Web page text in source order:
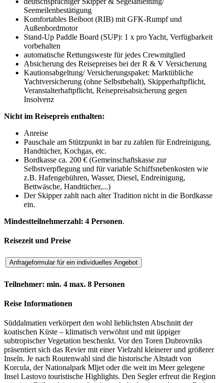
Seemeilenbestätigung
Komfortables Beiboot (RIB) mit GFK-Rumpf und
Außenbordmotor
Stand-Up Paddle Board (SUP): 1 x pro Yacht, Verfügbarkeit
vorbehalten
automatische Rettungsweste für jedes Crewmitglied
Absicherung des Reisepreises bei der R & V Versicherung
Kautionsabgeltung/ Versicherungspaket: Marktübliche
Yachtversicherung (ohne Selbstbehalt), Skipperhaftpflicht,
Veranstalterhaftpflicht, Reisepreisabsicherung gegen
Insolvenz
Nicht im Reisepreis enthalten:
Anreise
Pauschale am Stützpunkt in bar zu zahlen für Endreinigung,
Handtücher, Kochgas, etc.
Bordkasse ca. 200 € (Gemeinschaftskasse zur
Selbstverpflegung und für variable Schiffsnebenkosten wie
z.B. Hafengebühren, Wasser, Diesel, Endreinigung,
Bettwäsche, Handtücher,...)
Der Skipper zahlt nach alter Tradition nicht in die Bordkasse
ein.
Mindestteilnehmerzahl: 4 Personen.
Reisezeit und Preise
Teilnehmer: min. 4 max. 8 Personen
Reise Informationen
Süddalmatien verkörpert den wohl lieblichsten Abschnitt der
koatischen Küste – klimatisch verwöhnt und mit üppiger
subtropischer Vegetation beschenkt. Vor den Toren Dubrovniks
präsentiert sich das Revier mit einer Vielzahl kleinerer und größerer
Inseln. Je nach Routenwahl sind die historische Altstadt von
Korcula, der Nationalpark Mljet oder die weit im Meer gelegene
Insel Lastovo touristische Highlights. Den Segler erfreut die Region